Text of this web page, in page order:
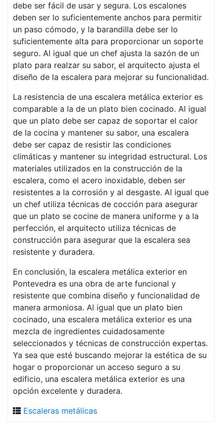
debe ser fácil de usar y segura. Los escalones
deben ser lo suficientemente anchos para permitir
un paso cómodo, y la barandilla debe ser lo
suficientemente alta para proporcionar un soporte
seguro. Al igual que un chef ajusta la sazón de un
plato para realzar su sabor, el arquitecto ajusta el
diseño de la escalera para mejorar su funcionalidad.
La resistencia de una escalera metálica exterior es
comparable a la de un plato bien cocinado. Al igual
que un plato debe ser capaz de soportar el calor
de la cocina y mantener su sabor, una escalera
debe ser capaz de resistir las condiciones
climáticas y mantener su integridad estructural. Los
materiales utilizados en la construcción de la
escalera, como el acero inoxidable, deben ser
resistentes a la corrosión y al desgaste. Al igual que
un chef utiliza técnicas de cocción para asegurar
que un plato se cocine de manera uniforme y a la
perfección, el arquitecto utiliza técnicas de
construcción para asegurar que la escalera sea
resistente y duradera.
En conclusión, la escalera metálica exterior en
Pontevedra es una obra de arte funcional y
resistente que combina diseño y funcionalidad de
manera armoniosa. Al igual que un plato bien
cocinado, una escalera metálica exterior es una
mezcla de ingredientes cuidadosamente
seleccionados y técnicas de construcción expertas.
Ya sea que esté buscando mejorar la estética de su
hogar o proporcionar un acceso seguro a su
edificio, una escalera metálica exterior es una
opción excelente y duradera.
Escaleras metálicas